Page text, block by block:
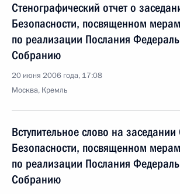
Стенографический отчет о
Безопасности, посвященном мерам
по реализации Послания
Собранию
20 июня 2006 года, 17:08
Москва, Кремль
Вступительное слово на заседании
Безопасности, посвященном мерам
по реализации Послания
Собранию